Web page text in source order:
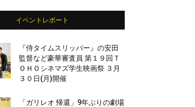
イベントレポート
『侍タイムスリッパー』の安田
監督など豪華審査員 第１９回Ｔ
ＯＨＯシネマズ学生映画祭 ３月
３０日(月)開催
「ガリレオ 帰還」9年ぶりの劇場